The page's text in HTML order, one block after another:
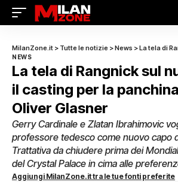
MilanZone.it > Tutte le notizie >News >La tela di Rangnick sul
NEWS
La tela di Rangnick sul
il casting per la
Oliver Glasner
Gerry Cardinale e Zlatan Ibrahimovic
professore tedesco come nuovo capo
Trattativa da chiudere prima dei
del Crystal Palace in cima alle
Aggiungi MilanZone.it tra le tue fonti preferite